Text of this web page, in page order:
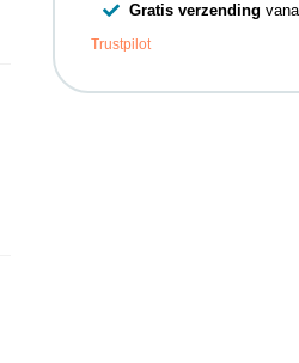
Gratis verzending
Trustpilot